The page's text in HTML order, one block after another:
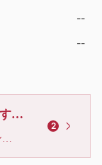
--
--
注意：WikiFXでの評価が低すぎます、利用しないでください
このブローカーには現在、有効なライセンスが確認されていません。リスクにご注意下さい！
2